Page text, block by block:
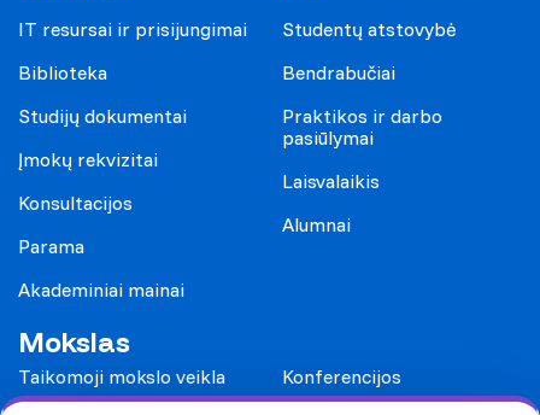
IT resursai ir prisijungimai
Biblioteka
Studijų dokumentai
Įmokų rekvizitai
Konsultacijos
Parama
Akademiniai mainai
Studentų atstovybė
Bendrabučiai
Praktikos ir darbo
pasiūlymai
Laisvalaikis
Alumnai
Mokslas
Taikomoji mokslo veikla
Konferencijos